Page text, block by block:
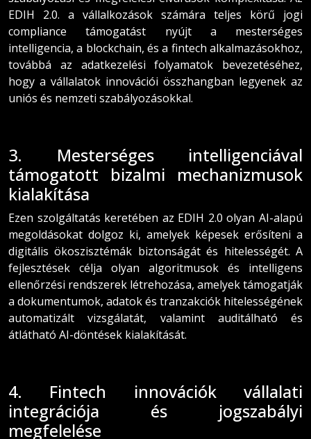
EDIH 2.0. a vállalkozások számára teljes körű jogi
compliance támogatást nyújt a mesterséges
intelligencia, a blockchain, és a fintech alkalmazásokhoz,
továbbá az adatkezelési folyamatok bevezetéséhez,
hogy a vállalatok innovációi összhangban legyenek az
uniós és nemzeti szabályozásokkal.
3. Mesterséges intelligenciával
támogatott bizalmi mechanizmusok
kialakítása
Ezen szolgáltatás keretében az EDIH 2.0 olyan AI-alapú
megoldásokat dolgoz ki, amelyek képesek erősíteni a
digitális ökoszisztémák biztonságát és hitelességét. A
fejlesztések célja olyan algoritmusok és intelligens
ellenőrzési rendszerek létrehozása, amelyek támogatják
a dokumentumok, adatok és tranzakciók hitelességének
automatizált vizsgálatát, valamint auditálható és
átlátható AI-döntések kialakítását.
4. Fintech innovációk vállalati
integrációja és jogszabályi
megfelelése